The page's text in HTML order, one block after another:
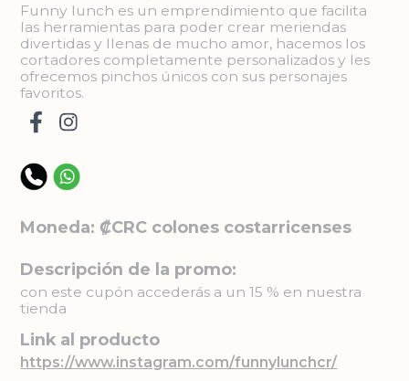
Funny lunch es un emprendimiento que facilita
las herramientas para poder crear meriendas
divertidas y llenas de mucho amor, hacemos los
cortadores completamente personalizados y les
ofrecemos pinchos únicos con sus personajes
favoritos.
Moneda: ₡CRC colones costarricenses
Descripción de la promo:
con este cupón accederás a un 15 % en nuestra
tienda
Link al producto
https://www.instagram.com/funnylunchcr/